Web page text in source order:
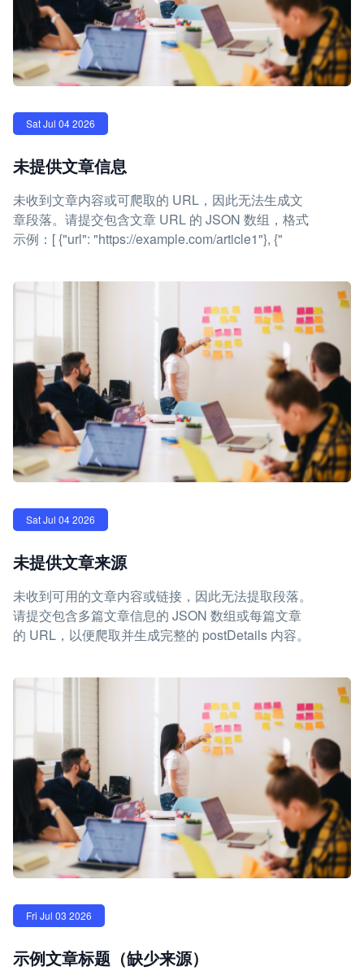
Sat Jul 04 2026
未提供文章信息
未收到文章内容或可爬取的 URL，因此无法生成文
章段落。请提交包含文章 URL 的 JSON 数组，格式
示例：[ {"url": "https://example.com/article1"}, {"
Sat Jul 04 2026
未提供文章来源
未收到可用的文章内容或链接，因此无法提取段落。
请提交包含多篇文章信息的 JSON 数组或每篇文章
的 URL，以便爬取并生成完整的 postDetails 内容。
Fri Jul 03 2026
示例文章标题（缺少来源）